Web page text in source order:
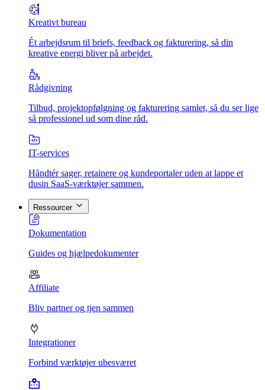
Kreativt bureau
Ét arbejdsrum til briefs, feedback og fakturering, så din
kreative energi bliver på arbejdet.
Rådgivning
Tilbud, projektopfølgning og fakturering samlet, så du ser lige
så professionel ud som dine råd.
IT-services
Håndtér sager, retainere og kundeportaler uden at lappe et
dusin SaaS-værktøjer sammen.
Ressourcer
Dokumentation
Guides og hjælpedokumenter
Affiliate
Bliv partner og tjen sammen
Integrationer
Forbind værktøjer ubesværet